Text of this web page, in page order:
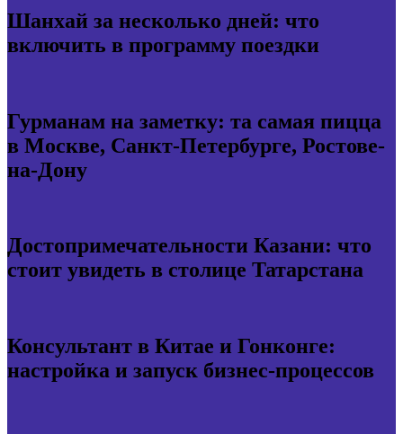
Шанхай за несколько дней: что
включить в программу поездки
Гурманам на заметку: та самая пицца
в Москве, Санкт-Петербурге, Ростове-
на-Дону
Достопримечательности Казани: что
стоит увидеть в столице Татарстана
Консультант в Китае и Гонконге:
настройка и запуск бизнес-процессов